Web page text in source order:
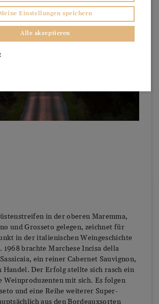
in der oberen Maremma,
und Grosseto gelegen, zeichnet für
in der italienischen Weingeschichte
brachte Marchese Incisa della
ein reiner Cabernet Sauvignon,
Handel. Der Erfolg stellte sich rasch ein
Weinproduzenten mit sich. Es folgen
und eine Reihe weiterer Super-
aus den Bordeauxsorten
Einstellungen speichern
Alle akzeptieren